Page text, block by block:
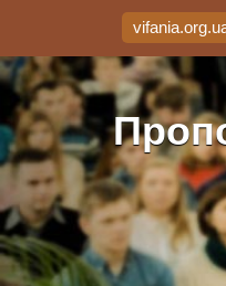
vifania.org